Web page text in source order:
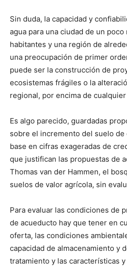
Sin duda, la capacidad y
agua para una ciudad de un
habitantes y una región de
una preocupación de primer
puede ser la construcción de
ecosistemas frágiles o la
regional, por encima de
Es algo parecido, guardadas
sobre el incremento del suelo de
base en cifras exageradas de
que justifican las propuestas de
Thomas van der Hammen, el
suelos de valor agrícola, sin
Para evaluar las condiciones de
de acueducto hay que tener en
oferta, las condiciones
capacidad de almacenamiento y
tratamiento y las características